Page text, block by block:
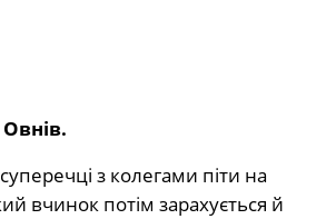
Овнів.
з колегами піти на
вчинок потім зарахується й